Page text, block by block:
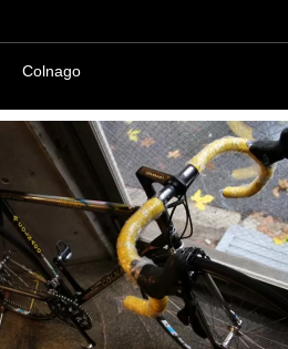
Colnago